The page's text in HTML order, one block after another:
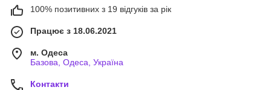
100% позитивних з 19 відгуків за рік
Працює з 18.06.2021
м. Одеса
Базова, Одеса, Україна
Контакти